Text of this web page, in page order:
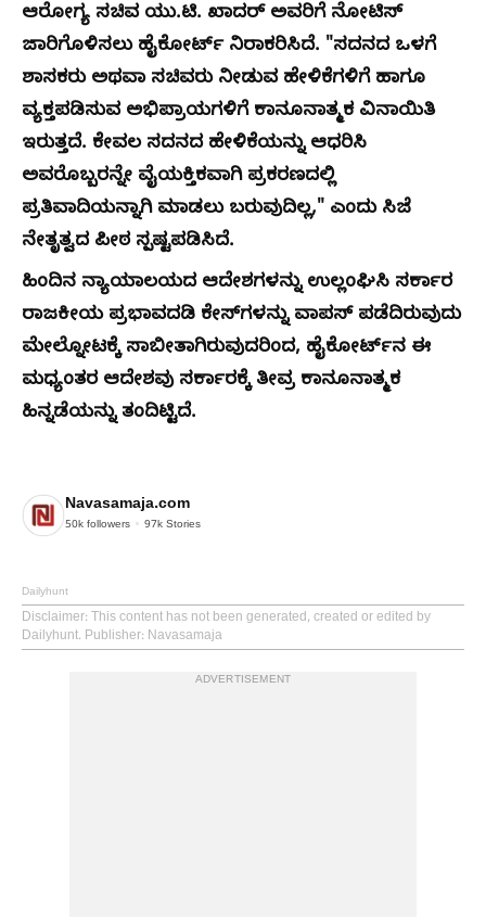
ಆರೋಗ್ಯ ಸಚಿವ ಯು.ಟಿ. ಖಾದರ್ ಅವರಿಗೆ ನೋಟಿಸ್
ಜಾರಿಗೊಳಿಸಲು ಹೈಕೋರ್ಟ್ ನಿರಾಕರಿಸಿದೆ. "ಸದನದ ಒಳಗೆ
ಶಾಸಕರು ಅಥವಾ ಸಚಿವರು ನೀಡುವ ಹೇಳಿಕೆಗಳಿಗೆ ಹಾಗೂ
ವ್ಯಕ್ತಪಡಿಸುವ ಅಭಿಪ್ರಾಯಗಳಿಗೆ ಕಾನೂನಾತ್ಮಕ ವಿನಾಯಿತಿ
ಇರುತ್ತದೆ. ಕೇವಲ ಸದನದ ಹೇಳಿಕೆಯನ್ನು ಆಧರಿಸಿ
ಅವರೊಬ್ಬರನ್ನೇ ವೈಯಕ್ತಿಕವಾಗಿ ಪ್ರಕರಣದಲ್ಲಿ
ಪ್ರತಿವಾದಿಯನ್ನಾಗಿ ಮಾಡಲು ಬರುವುದಿಲ್ಲ," ಎಂದು ಸಿಜೆ
ನೇತೃತ್ವದ ಪೀಠ ಸ್ಪಷ್ಟಪಡಿಸಿದೆ.
ಹಿಂದಿನ ನ್ಯಾಯಾಲಯದ ಆದೇಶಗಳನ್ನು ಉಲ್ಲಂಘಿಸಿ ಸರ್ಕಾರ
ರಾಜಕೀಯ ಪ್ರಭಾವದಡಿ ಕೇಸ್‌ಗಳನ್ನು ವಾಪಸ್ ಪಡೆದಿರುವುದು
ಮೇಲ್ನೋಟಕ್ಕೆ ಸಾಬೀತಾಗಿರುವುದರಿಂದ, ಹೈಕೋರ್ಟ್‌ನ ಈ
ಮಧ್ಯಂತರ ಆದೇಶವು ಸರ್ಕಾರಕ್ಕೆ ತೀವ್ರ ಕಾನೂನಾತ್ಮಕ
ಹಿನ್ನಡೆಯನ್ನು ತಂದಿಟ್ಟಿದೆ.
Navasamaja.com
50k followers 97k Stories
Dailyhunt
Disclaimer: This content has not been generated, created or edited by
Dailyhunt. Publisher: Navasamaja
ADVERTISEMENT